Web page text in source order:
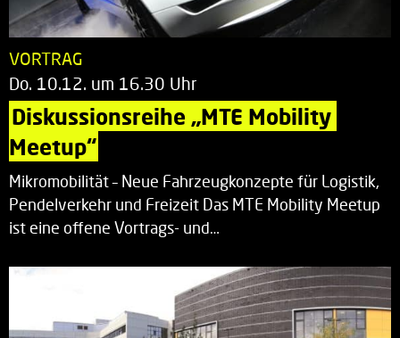
VORTRAG
Do. 10.12. um 16.30 Uhr
Diskussionsreihe „MTE Mobility
Meetup“
Mikromobilität – Neue Fahrzeugkonzepte für Logistik,
Pendelverkehr und Freizeit Das MTE Mobility Meetup
ist eine offene Vortrags- und…